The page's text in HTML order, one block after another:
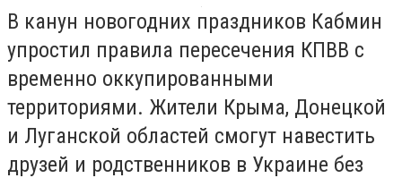
В канун новогодних праздников Кабмин
упростил правила пересечения КПВВ с
временно оккупированными
территориями. Жители Крыма, Донецкой
и Луганской областей смогут навестить
друзей и родственников в Украине без